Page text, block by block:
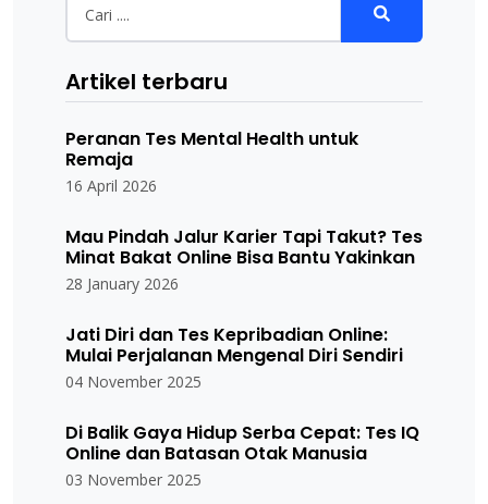
Artikel terbaru
Peranan Tes Mental Health untuk
Remaja
16 April 2026
Mau Pindah Jalur Karier Tapi Takut? Tes
Minat Bakat Online Bisa Bantu Yakinkan
28 January 2026
Jati Diri dan Tes Kepribadian Online:
Mulai Perjalanan Mengenal Diri Sendiri
04 November 2025
Di Balik Gaya Hidup Serba Cepat: Tes IQ
Online dan Batasan Otak Manusia
03 November 2025